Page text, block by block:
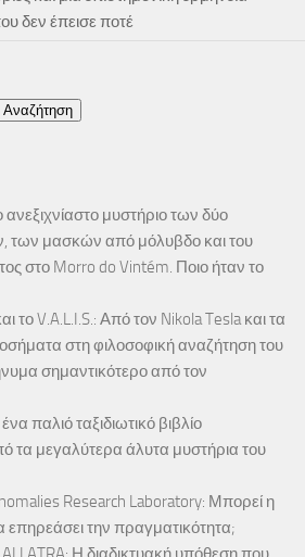
δεν έπεισε ποτέ
Αναζήτηση
ανεξιχνίαστο μυστήριο των δύο
των μασκών από μόλυβδο και του
στο Morro do Vintém. Ποιο ήταν το
το V.A.L.I.S.: Από τον Nikola Tesla και τα
στη φιλοσοφική αναζήτηση του
σημαντικότερο από τον
παλιό ταξιδιωτικό βιβλίο
τα μεγαλύτερα άλυτα μυστήρια του
Research Laboratory: Μπορεί η
την πραγματικότητα;